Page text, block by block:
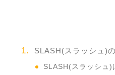
SLASH(スラッシュ)
SLASH(スラッシュ)